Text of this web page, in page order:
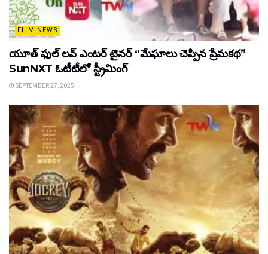
FILM NEWS
యూత్ ఫుల్ లవ్ ఎంటర్ టైనర్ “మేఘాలు చెప్పిన ప్రేమకథ”
SunNXT ఓటీటీలో స్ట్రీమింగ్
SEPTEMBER 27, 2025